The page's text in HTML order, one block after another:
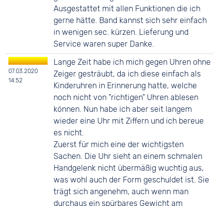
Ausgestattet mit allen Funktionen die ich
gerne hätte. Band kannst sich sehr einfach
in wenigen sec. kürzen. Lieferung und
Service waren super Danke.
07.03.2020
14:52
Lange Zeit habe ich mich gegen Uhren ohne
Zeiger gesträubt, da ich diese einfach als
Kinderuhren in Erinnerung hatte, welche
noch nicht von "richtigen" Uhren ablesen
können. Nun habe ich aber seit langem
wieder eine Uhr mit Ziffern und ich bereue
es nicht.
Zuerst für mich eine der wichtigsten
Sachen. Die Uhr sieht an einem schmalen
Handgelenk nicht übermäßig wuchtig aus,
was wohl auch der Form geschuldet ist. Sie
trägt sich angenehm, auch wenn man
durchaus ein spürbares Gewicht am